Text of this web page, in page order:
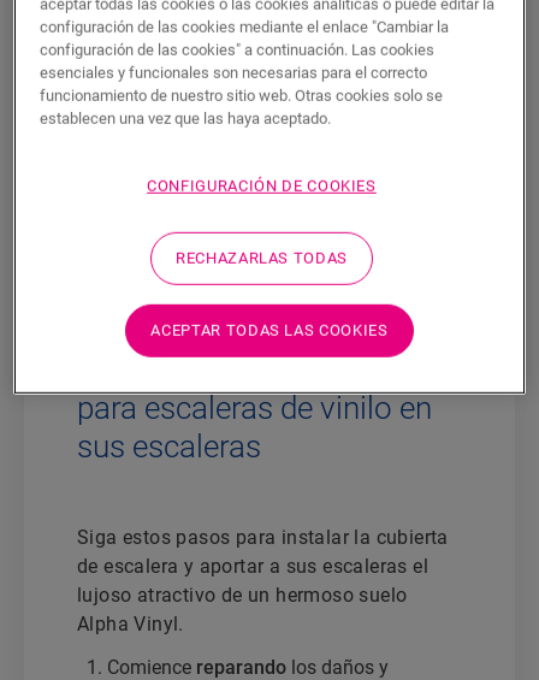
de 1474 mm (planchas medianas) o
1231 mm (planchas pequeñas).
Perfil Incizode Quick-Step y
perfil de base de aluminio Incizo
sus escaleras sean rectos y no
para que la cola se adhiera firmemente a
Instalación de cubiertas
para escaleras de vinilo en
sus escaleras
Siga estos pasos para instalar la cubierta
de escalera y aportar a sus escaleras el
lujoso atractivo de un hermoso suelo
Alpha Vinyl.
Comience reparando los daños y
aceptar todas las cookies o las cookies analíticas o puede editar la
configuración de las cookies mediante el enlace "Cambiar la
configuración de las cookies" a continuación. Las cookies
esenciales y funcionales son necesarias para el correcto
funcionamiento de nuestro sitio web. Otras cookies solo se
establecen una vez que las haya aceptado.
CONFIGURACIÓN DE COOKIES
RECHAZARLAS TODAS
ACEPTAR TODAS LAS COOKIES